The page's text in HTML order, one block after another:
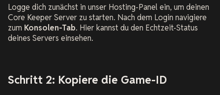
Logge dich zunächst in unser Hosting-Panel ein, um deinen
Core Keeper Server zu starten. Nach dem Login navigiere
zum Konsolen-Tab. Hier kannst du den Echtzeit-Status
deines Servers einsehen.
Schritt 2: Kopiere die Game-ID